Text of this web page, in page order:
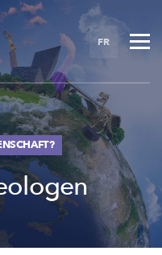
FR